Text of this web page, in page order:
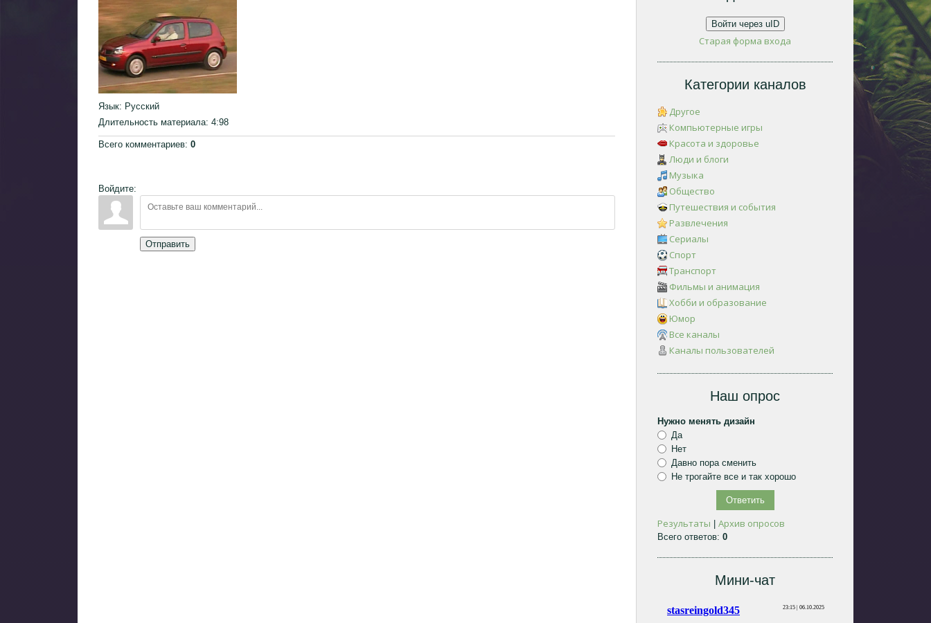
Язык: Русский
Длительность материала: 4:98
Всего комментариев: 0
Войдите:
Отправить
Войти через uID
Старая форма входа
Категории каналов
Другое
Компьютерные игры
Красота и здоровье
Люди и блоги
Музыка
Общество
Путешествия и события
Развлечения
Сериалы
Спорт
Транспорт
Фильмы и анимация
Хобби и образование
Юмор
Все каналы
Каналы пользователей
Наш опрос
Нужно менять дизайн
Да
Нет
Давно пора сменить
Не трогайте все и так хорошо
Результаты |Архив опросов
Всего ответов:0
Мини-чат